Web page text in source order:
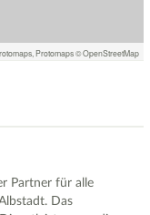
Protomaps©OpenStreetMap
Partner für alle
Das